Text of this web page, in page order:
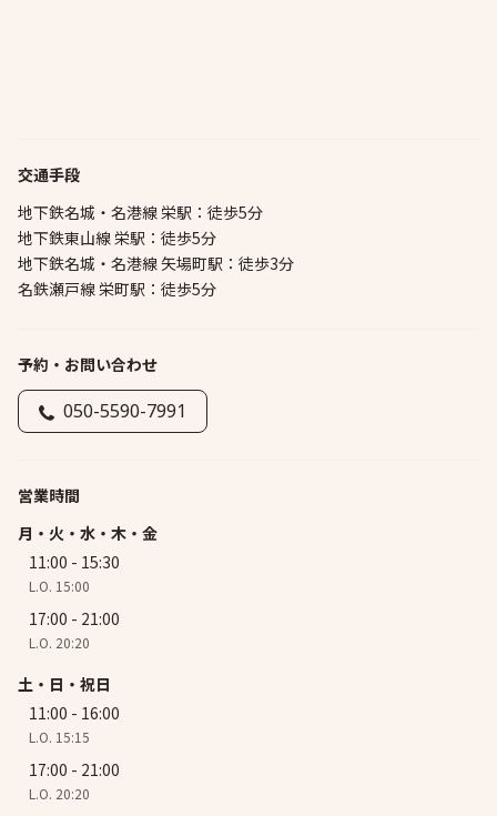
交通手段
地下鉄名城・名港線 栄駅：徒歩5分
地下鉄東山線 栄駅：徒歩5分
地下鉄名城・名港線 矢場町駅：徒歩3分
名鉄瀬戸線 栄町駅：徒歩5分
予約・お問い合わせ
050-5590-7991
営業時間
月・火・水・木・金
11:00 - 15:30
L.O. 15:00
17:00 - 21:00
L.O. 20:20
土・日・祝日
11:00 - 16:00
L.O. 15:15
17:00 - 21:00
L.O. 20:20